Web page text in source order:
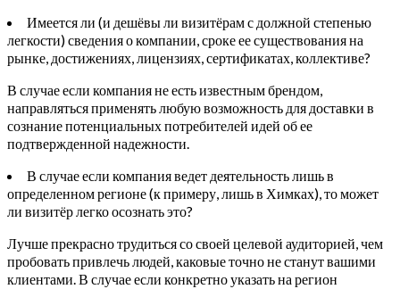
Имеется ли (и дешёвы ли визитёрам с должной степенью
легкости) сведения о компании, сроке ее существования на
рынке, достижениях, лицензиях, сертификатах, коллективе?
В случае если компания не есть известным брендом,
направляться применять любую возможность для доставки в
сознание потенциальных потребителей идей об ее
подтвержденной надежности.
В случае если компания ведет деятельность лишь в
определенном регионе (к примеру, лишь в Химках), то может
ли визитёр легко осознать это?
Лучше прекрасно трудиться со своей целевой аудиторией, чем
пробовать привлечь людей, каковые точно не станут вашими
клиентами. В случае если конкретно указать на регион